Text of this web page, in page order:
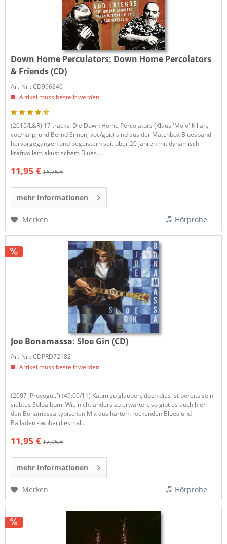
Down Home Perculators: Down Home Percolators
& Friends (CD)
Art-Nr.: CD996846
Artikel muss bestellt werden
(2015/L&R) 17 tracks. Die Down Home Percolators (Klaus 'Mojo' Kilian,
voc/harp, und Bernd Simon, voc/guit) sind aus der Matchbox Bluesband
hervorgegangen und begeistern seit über 20 Jahren mit dynamisch-
kraftvollem akustischem Blues....
11,95 €16,75 €
mehr Informationen
Merken Hörprobe
Joe Bonamassa: Sloe Gin (CD)
Art-Nr.: CDPRD72182
Artikel muss bestellt werden
(2007 'Provogue') (49:00/11) Kaum zu glauben, doch dies ist bereits sein
siebtes Soloalbum. Wie nicht anders zu erwarten, so gibt es auch hier
den Bonamassa-typischen Mix aus hartem rockenden Blues und
Balladen - wobei diesmal...
11,95 €17,95 €
mehr Informationen
Merken Hörprobe